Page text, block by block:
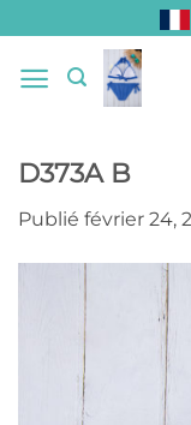
au
contenu
D373A B
Publié février 24,